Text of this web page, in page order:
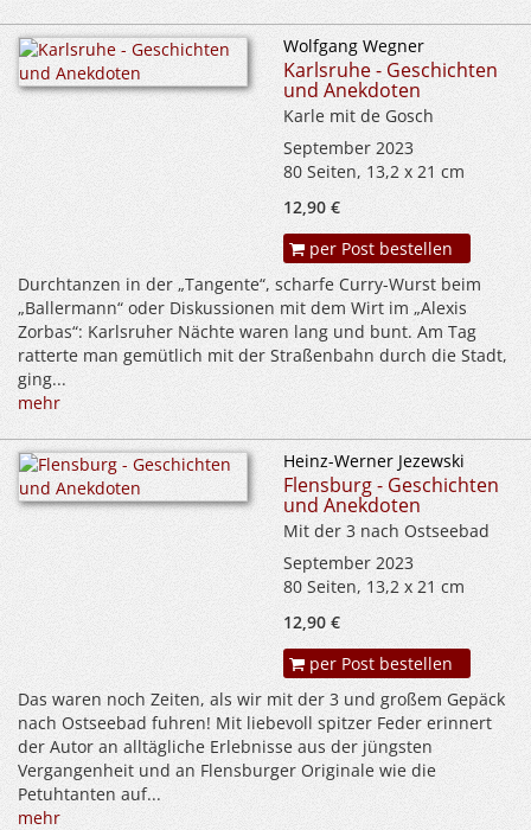
Wolfgang Wegner
Karlsruhe - Geschichten
und Anekdoten
Karle mit de Gosch
September 2023
80 Seiten, 13,2 x 21 cm
12,90 €
per Post bestellen
Durchtanzen in der „Tangente“, scharfe Curry-Wurst beim
„Ballermann“ oder Diskussionen mit dem Wirt im „Alexis
Zorbas“: Karlsruher Nächte waren lang und bunt. Am Tag
ratterte man gemütlich mit der Straßenbahn durch die Stadt,
ging...
mehr
Heinz-Werner Jezewski
Flensburg - Geschichten
und Anekdoten
Mit der 3 nach Ostseebad
September 2023
80 Seiten, 13,2 x 21 cm
12,90 €
per Post bestellen
Das waren noch Zeiten, als wir mit der 3 und großem Gepäck
nach Ostseebad fuhren! Mit liebevoll spitzer Feder erinnert
der Autor an alltägliche Erlebnisse aus der jüngsten
Vergangenheit und an Flensburger Originale wie die
Petuhtanten auf...
mehr